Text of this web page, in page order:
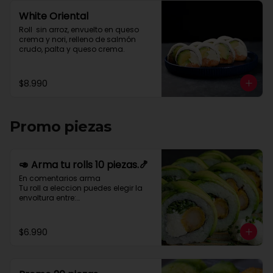
White Oriental
Roll  sin arroz, envuelto en queso
crema y nori, relleno de salmón
crudo, palta y queso crema.
$8.990
Promo piezas
🥑 Arma tu rolls 10 piezas.🍤
En comentarios arma
Tu roll a eleccion puedes elegir la
envoltura entre:
salmon - pulpo o tempura
Para relleno puedes elegir entre:
$6.990